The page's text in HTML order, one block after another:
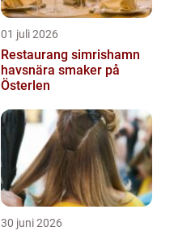
01 juli 2026
Restaurang simrishamn
havsnära smaker på
Österlen
30 juni 2026